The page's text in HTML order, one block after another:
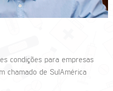
condições para empresas
chamado de SulAmérica